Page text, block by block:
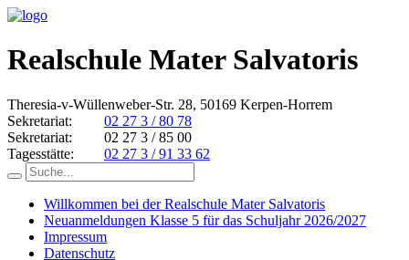
Realschule Mater Salvatoris
Theresia-v-Wüllenweber-Str. 28, 50169 Kerpen-Horrem
Sekretariat:
02 27 3 / 80 78
Sekretariat:
02 27 3 / 85 00
Tagesstätte:
02 27 3 / 91 33 62
Willkommen bei der Realschule Mater Salvatoris
Neuanmeldungen Klasse 5 für das Schuljahr 2026/2027
Impressum
Datenschutz